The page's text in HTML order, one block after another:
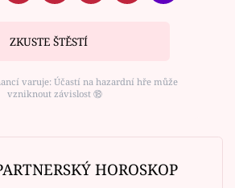
ZKUSTE ŠTĚSTÍ
varuje: Účastí na hazardní hře může
vzniknout závislost ⑱
HOROSKOP